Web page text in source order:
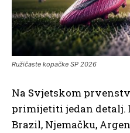
Ružičaste kopačke SP 2026
Na Svjetskom
primijetiti jedan detalj.
Brazil, Njemačku,